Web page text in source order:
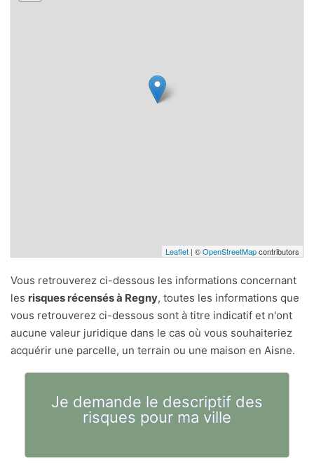
Leaflet | ©OpenStreetMapcontributors
Vous retrouverez ci-dessous les informations concernant
les risques récensés à Regny, toutes les informations que
vous retrouverez ci-dessous sont à titre indicatif et n'ont
aucune valeur juridique dans le cas où vous souhaiteriez
acquérir une parcelle, un terrain ou une maison en Aisne.
Je demande le descriptif des
risques pour ma ville